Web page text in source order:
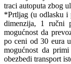
traci autoputa zbog
*Prtljag (u odlasku i
dimenzija, 1 ručni
mogućnost da
po ceni od 30 eura
mogućnost da
obezbedi transport